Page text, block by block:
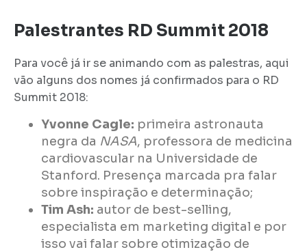
Palestrantes RD Summit 2018
Para você já ir se animando com as palestras, aqui
vão alguns dos nomes já confirmados para o RD
Summit 2018:
Yvonne Cagle: primeira astronauta
negra da NASA, professora de medicina
cardiovascular na Universidade de
Stanford. Presença marcada pra falar
sobre inspiração e determinação;
Tim Ash: autor de best-selling,
especialista em marketing digital e por
isso vai falar sobre otimização de